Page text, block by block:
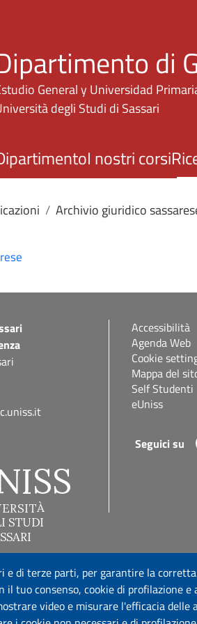
e di terze parti, per garantire la corretta
il tuo consenso, cookie di profilazione e
video e misurare l'efficacia delle
di
General y Universidad
degli Studi di Sassari
I nostri corsi
Archivio giuridico
Accessibilità
Agenda Web
Cookie
Mappa del
Self Studenti
eUniss
Seguici su